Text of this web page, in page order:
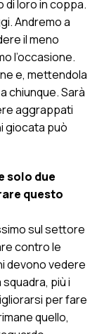
di loro in coppa.
Andremo a
il meno
l’occasione.
e, mettendola
chiunque. Sarà
aggrappati
giocata può
solo due
questo
sul settore
contro le
devono vedere
più i
per fare
quello,